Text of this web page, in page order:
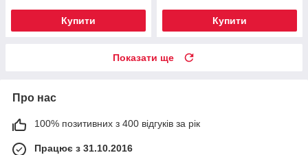
Купити Купити
Показати ще
Про нас
100% позитивних з 400 відгуків за рік
Працює з 31.10.2016